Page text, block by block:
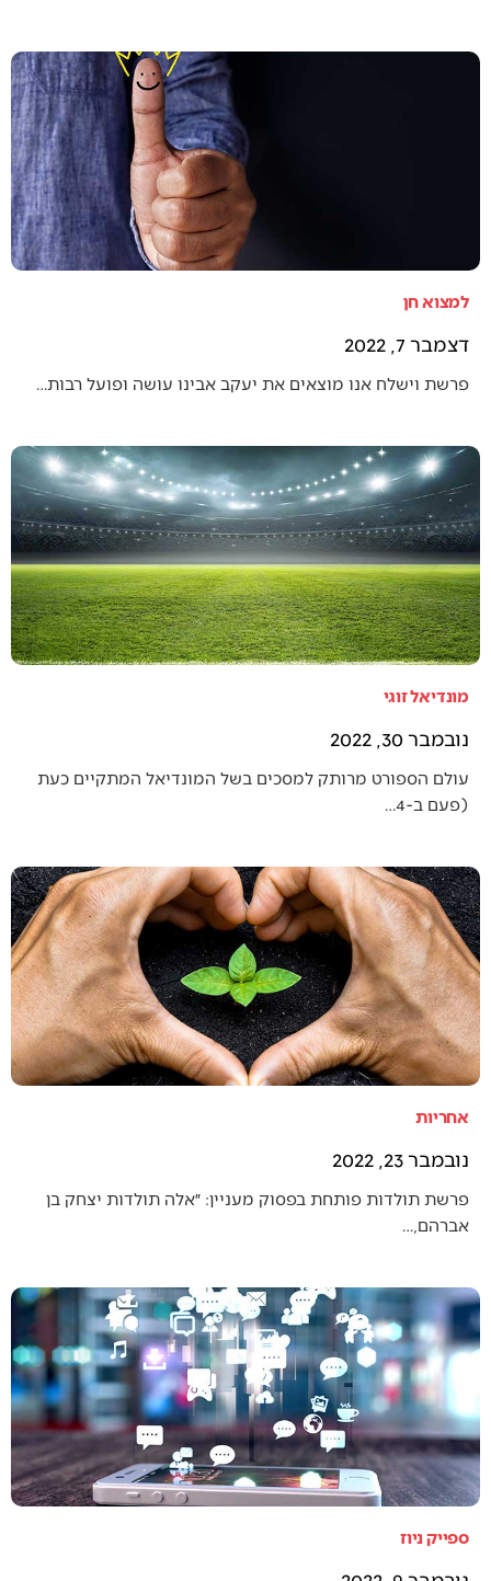
למצוא חן
דצמבר 7, 2022
פרשת וישלח אנו מוצאים את יעקב אבינו עושה ופועל רבות…
מונדיאל זוגי
נובמבר 30, 2022
עולם הספורט מרותק למסכים בשל המונדיאל המתקיים כעת
(פעם ב-4…
אחריות
נובמבר 23, 2022
פרשת תולדות פותחת בפסוק מעניין: ״אלה תולדות יצחק בן
אברהם,…
ספייק ניוז